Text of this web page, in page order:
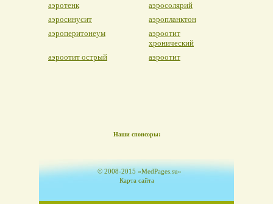
аэротенк
аэросолярий
аэросинусит
аэропланктон
аэроперитонеум
аэроотит
хронический
аэроотит острый
аэроотит
Наши спонсоры:
© 2008-2015 «MedPages.su»
Карта сайта